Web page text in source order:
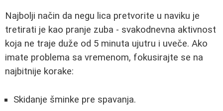
Najbolji način da negu lica pretvorite u naviku je
tretirati je kao pranje zuba - svakodnevna aktivnost
koja ne traje duže od 5 minuta ujutru i uveče. Ako
imate problema sa vremenom, fokusirajte se na
najbitnije korake:
Skidanje šminke pre spavanja.